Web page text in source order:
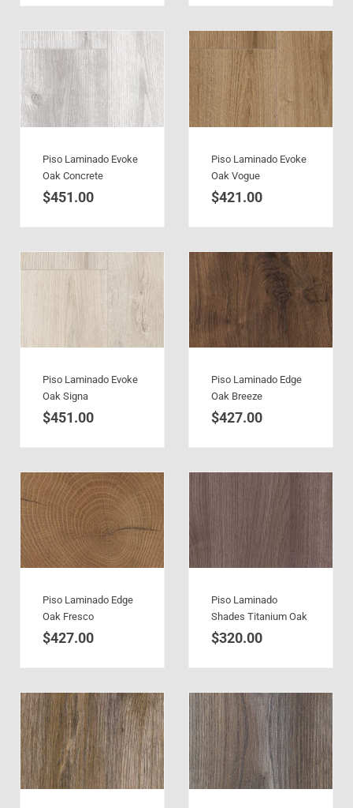
Piso Laminado Evoke
Oak Concrete
$451.00
Piso Laminado Evoke
Oak Vogue
$421.00
Piso Laminado Evoke
Oak Signa
$451.00
Piso Laminado Edge
Oak Breeze
$427.00
Piso Laminado Edge
Oak Fresco
$427.00
Piso Laminado
Shades Titanium Oak
$320.00